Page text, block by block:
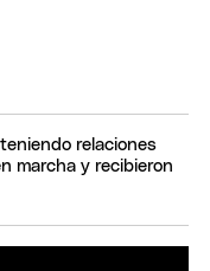
relaciones
marcha y recibieron